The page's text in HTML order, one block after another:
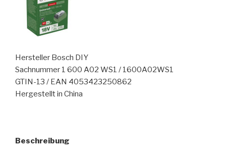
Hersteller Bosch DIY
Sachnummer 1 600 A02 WS1 / 1600A02WS1
GTIN-13 / EAN 4053423250862
Hergestellt in China
Beschreibung